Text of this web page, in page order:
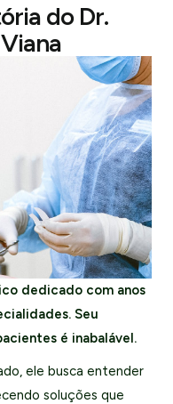
do Dr.
dedicado com anos
Seu
é inabalável.
ele busca entender
soluções que